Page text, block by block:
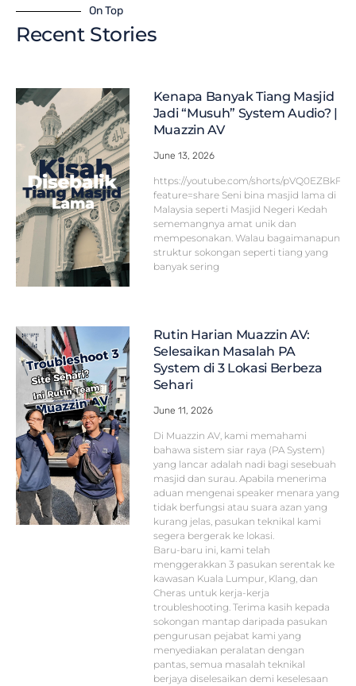
On Top
Recent Stories
Kenapa Banyak Tiang Masjid
Jadi “Musuh” System Audio? |
Muazzin AV
June 13, 2026
https://youtube.com/shorts/
feature=share Seni bina masjid lama di
Malaysia seperti Masjid Negeri Kedah
sememangnya amat unik dan
mempesonakan. Walau bagaimanapun,
struktur sokongan seperti tiang yang
banyak sering
Rutin Harian Muazzin AV:
Selesaikan Masalah PA
System di 3 Lokasi Berbeza
Sehari
June 11, 2026
Di Muazzin AV, kami memahami
bahawa sistem siar raya (PA System)
yang lancar adalah nadi bagi sesebuah
masjid dan surau. Apabila menerima
aduan mengenai speaker menara yang
tidak berfungsi atau suara azan yang
kurang jelas, pasukan teknikal kami
segera bergerak ke lokasi.
Baru-baru ini, kami telah
menggerakkan 3 pasukan serentak ke
kawasan Kuala Lumpur, Klang, dan
Cheras untuk kerja-kerja
troubleshooting. Terima kasih kepada
sokongan mantap daripada pasukan
pengurusan pejabat kami yang
menyediakan peralatan dengan
pantas, semua masalah teknikal
berjaya diselesaikan demi keselesaan